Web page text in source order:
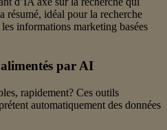
résumé, idéal pour la recherche
informations marketing basées
par AI
rapidement? Ces outils
automatiquement des données